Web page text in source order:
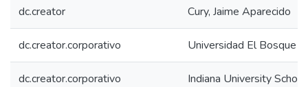
dc.creator Cury, Jaime Aparecido
dc.creator.corporativo Universidad El Bosque -
dc.creator.corporativo Indiana University